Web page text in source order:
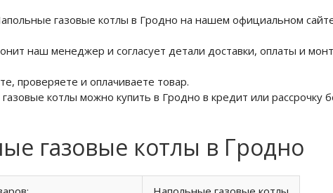
газовые котлы в Гродно на нашем официальном
наш менеджер и согласует детали доставки, оплаты и
проверяете и оплачиваете товар.
котлы можно купить в Гродно в кредит или рассрочку
газовые котлы в Гродно